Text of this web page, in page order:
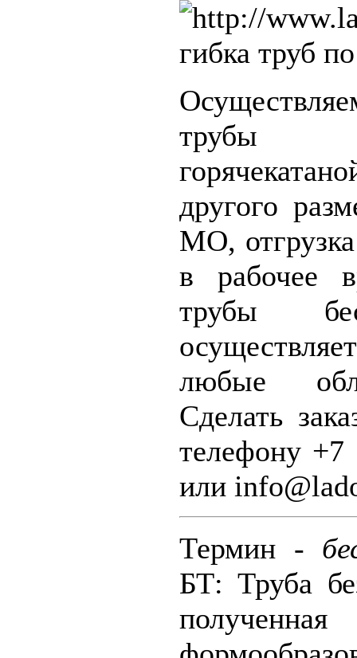
гибка труб
трубы
другого
МО,
в рабочее
трубы
любые
Сделать
телефону
или
Термин -
БТ: Труба